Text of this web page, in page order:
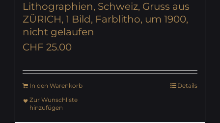
Lithographien, Schweiz, Gruss aus
ZÜRICH, 1 Bild, Farblitho, um 1900,
nicht gelaufen
CHF 25.00
In den Warenkorb
Details
Zur Wunschliste
hinzufügen